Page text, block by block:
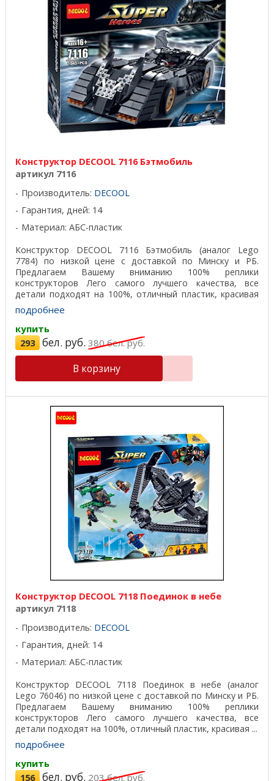
Конструктор DECOOL 7116 Бэтмобиль
артикул 7116
Производитель: DECOOL
Гарантия, дней: 14
Материал: АБС-пластик
Конструктор DECOOL 7116 Бэтмобиль (аналог Lego
7784) по низкой цене с доставкой по Минску и РБ.
Предлагаем Вашему вниманию 100% реплики
конструкторов Лего самого лучшего качества, все
детали подходят на 100%, отличный пластик, красивая
подарочная ...
подробнее
купить
293 бел. руб. 380бел. руб.
В корзину
Конструктор DECOOL 7118 Поединок в небе
артикул 7118
Производитель: DECOOL
Гарантия, дней: 14
Материал: АБС-пластик
Конструктор DECOOL 7118 Поединок в небе (аналог
Lego 76046) по низкой цене с доставкой по Минску и РБ.
Предлагаем Вашему вниманию 100% реплики
конструкторов Лего самого лучшего качества, все
детали подходят на 100%, отличный пластик, красивая ...
подробнее
купить
156 бел. руб. 203бел. руб.